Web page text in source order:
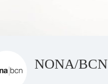
NONA/BCN